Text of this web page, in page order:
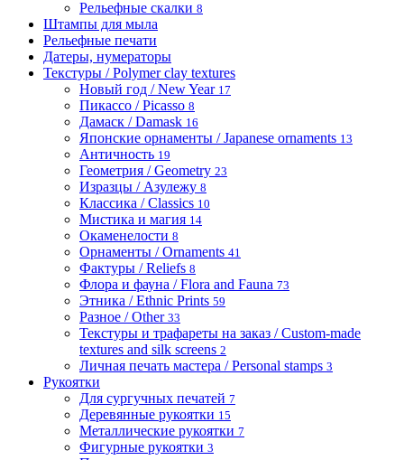
Рельефные скалки 8
Штампы для мыла
Рельефные печати
Датеры, нумераторы
Текстуры / Polymer clay textures
Новый год / New Year 17
Пикассо / Picasso 8
Дамаск / Damask 16
Японские орнаменты / Japanese ornaments 13
Античность 19
Геометрия / Geometry 23
Изразцы / Азулежу 8
Классика / Classics 10
Мистика и магия 14
Окаменелости 8
Орнаменты / Ornaments 41
Фактуры / Reliefs 8
Флора и фауна / Flora and Fauna 73
Этника / Ethnic Prints 59
Разное / Other 33
Текстуры и трафареты на заказ / Custom-made
textures and silk screens 2
Личная печать мастера / Personal stamps 3
Рукоятки
Для сургучных печатей 7
Деревянные рукоятки 15
Металлические рукоятки 7
Фигурные рукоятки 3